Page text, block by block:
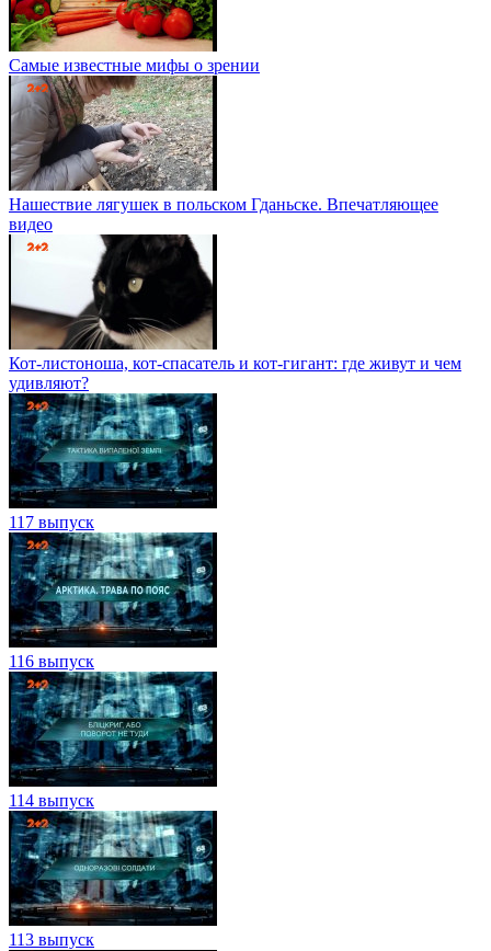
Самые известные мифы о зрении
Нашествие лягушек в польском Гданьске. Впечатляющее
видео
Кот-листоноша, кот-спасатель и кот-гигант: где живут и чем
удивляют?
117 выпуск
116 выпуск
114 выпуск
113 выпуск